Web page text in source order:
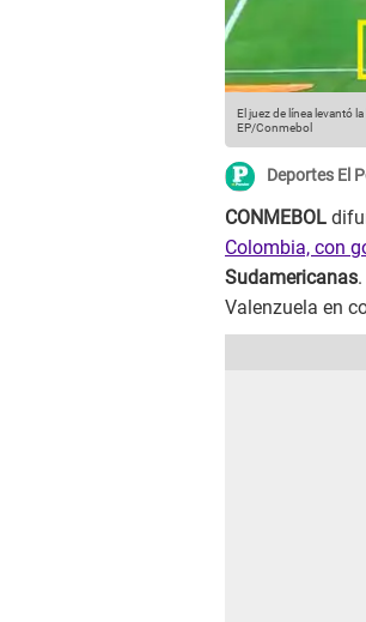
El juez de línea levantó
EP/Conmebol
Deportes El
CONMEBOL
Colombia, con
Sudamericanas
Valenzuela en